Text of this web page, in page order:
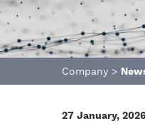
Company >
27 January, 2026